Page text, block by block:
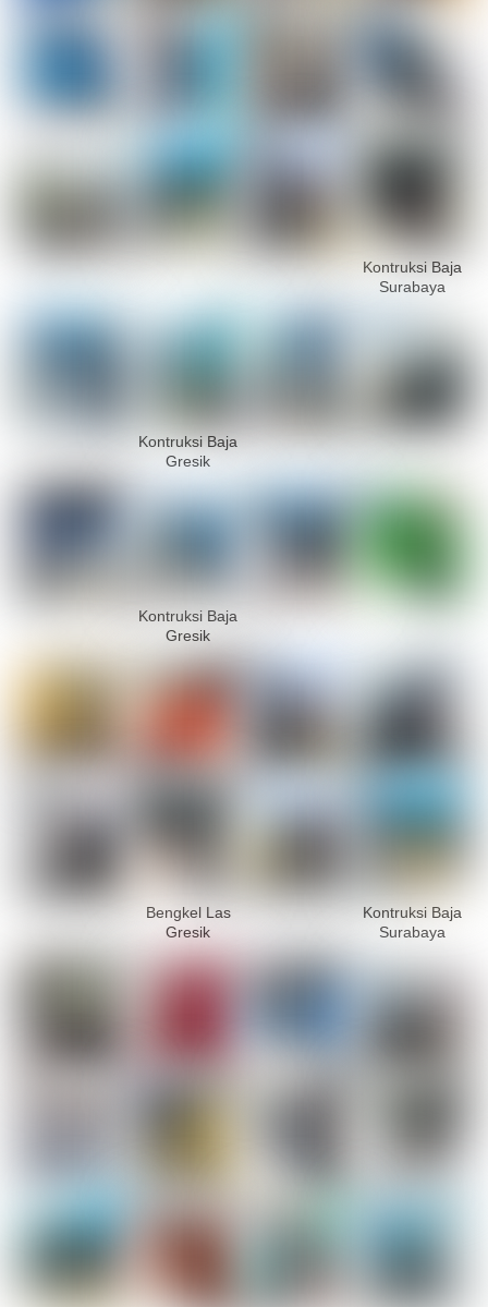
Kontruksi Baja
Surabaya
Kontruksi Baja
Gresik
Kontruksi Baja
Gresik
Bengkel Las
Gresik
Kontruksi Baja
Surabaya